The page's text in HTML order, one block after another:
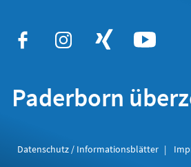
Paderborn
Datenschutz / Informationsblätter